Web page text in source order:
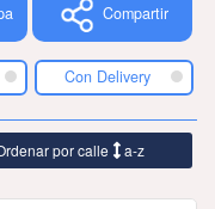
Tiendacores
Contactenos
Compartir
Con Delivery
por calle a-z